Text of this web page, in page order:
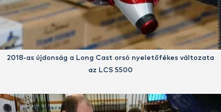
2018-as újdonság a Long Cast orsó nyeletőfékes változata
az LCS 5500